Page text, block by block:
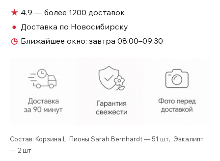
Новосибирск
№199
★ 4.9 — более 1200 доставок
● Доставка по Новосибирску
◷ Ближайшее окно: завтра 08:00–09:30
Состав: Корзина L, Пионы Sarah Bernhardt — 51 шт, Эвкалипт
— 2 шт